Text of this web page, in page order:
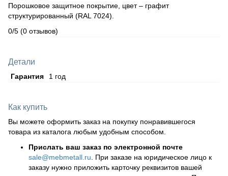
Порошковое защитное покрытие, цвет – графит
структурированный (RAL 7024).
0/5 (0 отзывов)
Детали
Гарантия 1 год
Как купить
Вы можете оформить заказ на покупку понравившегося
товара из каталога любым удобным способом.
Прислать ваш заказ по электронной почте
sale@mebmetall.ru . При заказе на юридическое лицо к
заказу нужно приложить карточку реквизитов вашей